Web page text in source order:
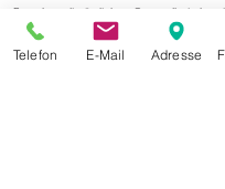
Es gelten die örtlichen
darauf zurückführende
nicht zu einer Beanstandung.
können zu jeder Zeit widerrufen
Telefon E-Mail Adresse